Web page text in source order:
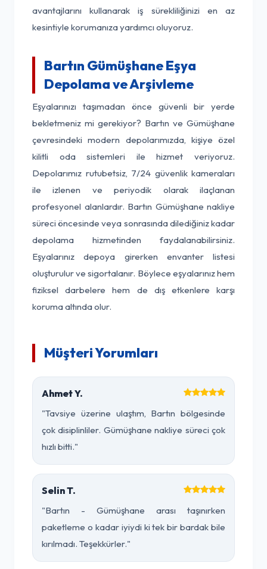
avantajlarını kullanarak iş sürekliliğinizi en az
kesintiyle korumanıza yardımcı oluyoruz.
Bartın Gümüşhane Eşya
Depolama ve Arşivleme
Eşyalarınızı taşımadan önce güvenli bir yerde
bekletmeniz mi gerekiyor? Bartın ve Gümüşhane
çevresindeki modern depolarımızda, kişiye özel
kilitli oda sistemleri ile hizmet veriyoruz.
Depolarımız rutubetsiz, 7/24 güvenlik kameraları
ile izlenen ve periyodik olarak ilaçlanan
profesyonel alanlardır. Bartın Gümüşhane nakliye
süreci öncesinde veya sonrasında dilediğiniz kadar
depolama hizmetinden faydalanabilirsiniz.
Eşyalarınız depoya girerken envanter listesi
oluşturulur ve sigortalanır. Böylece eşyalarınız hem
fiziksel darbelere hem de dış etkenlere karşı
koruma altında olur.
Müşteri Yorumları
Ahmet Y.
"Tavsiye üzerine ulaştım, Bartın bölgesinde
çok disiplinliler. Gümüşhane nakliye süreci çok
hızlı bitti."
Selin T.
"Bartın - Gümüşhane arası taşınırken
paketleme o kadar iyiydi ki tek bir bardak bile
kırılmadı. Teşekkürler."